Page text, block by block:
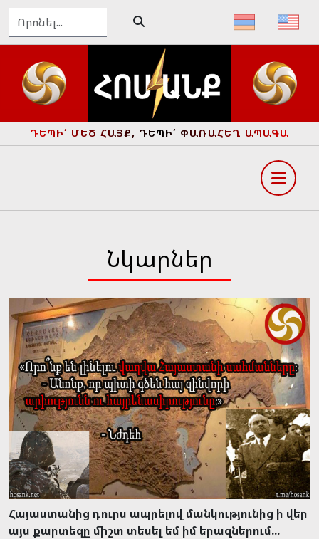
ԴԵՊԻ՛ ՄԵԾ ՀԱՅՔ, ԴԵՊԻ՛ ՓԱՌԱՀԵՂ ԱՊԱԳԱ
Նկարներ
Հայաստանից դուրս ապրելով մանկությունից ի վեր
այս քարտեզը միշտ տեսել եմ իմ երազներում...